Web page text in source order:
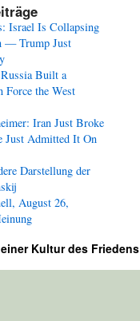
Israel Is Collapsing
— Trump Just
Built a
Force the West
Iran Just Broke
Admitted It On
Darstellung der
August 26,
Kultur des Friedens